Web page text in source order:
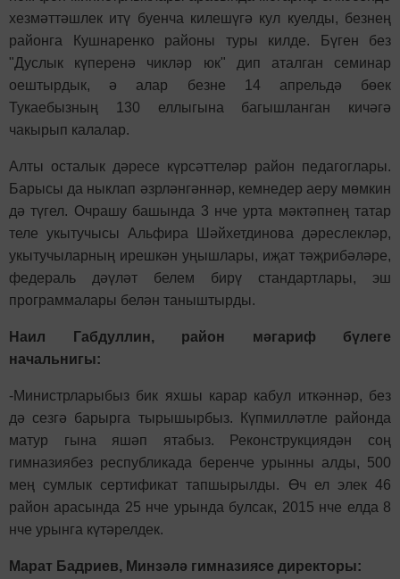
хезмәттәшлек итү буенча килешүгә кул куелды, безнең
районга Кушнаренко районы туры килде. Бүген без
"Дуслык күперенә чикләр юк" дип аталган семинар
оештырдык, ә алар безне 14 апрельдә бөек
Тукаебызның 130 еллыгына багышланган кичәгә
чакырып калалар.
Алты осталык дәресе күрсәттеләр район педагоглары.
Барысы да ныклап әзрләнгәннәр, кемнедер аеру мөмкин
дә түгел. Очрашу башында 3 нче урта мәктәпнең татар
теле укытучысы Альфира Шәйхетдинова дәреслекләр,
укытучыларның ирешкән уңышлары, иҗат тәҗрибәләре,
федераль дәүләт белем бирү стандартлары, эш
программалары белән таныштырды.
Наил Габдуллин, район мәгариф бүлеге
начальнигы:
-Министрларыбыз бик яхшы карар кабул иткәннәр, без
дә сезгә барырга тырышырбыз. Күпмилләтле районда
матур гына яшәп ятабыз. Реконструкциядән соң
гимназиябез республикада беренче урынны алды, 500
мең сумлык сертификат тапшырылды. Өч ел элек 46
район арасында 25 нче урында булсак, 2015 нче елда 8
нче урынга күтәрелдек.
Марат Бадриев, Минзәлә гимназиясе директоры: